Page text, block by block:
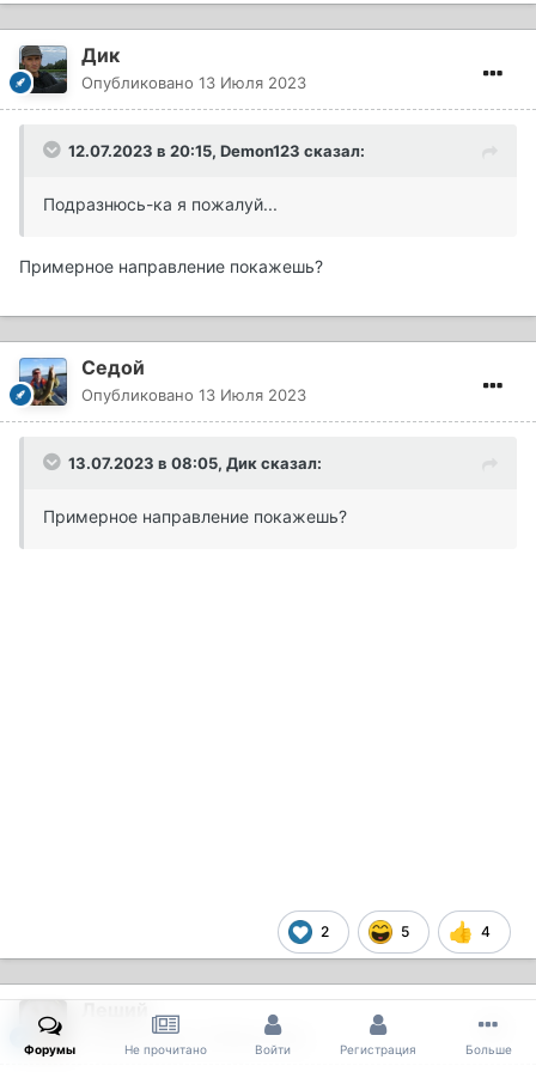
Дик
Опубликовано 13 Июля 2023
12.07.2023 в 20:15, Demon123 сказал:
Подразнюсь-ка я пожалуй...
Примерное направление покажешь?
Седой
Опубликовано 13 Июля 2023
13.07.2023 в 08:05, Диксказал:
Примерное направление покажешь?
2 5 4
Опубликовано 13 Июля 2023
Форумы Не прочитано Войти Регистрация Больше